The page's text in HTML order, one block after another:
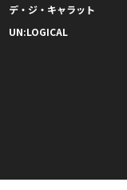
デ・ジ・キャラット
UN:LOGICAL